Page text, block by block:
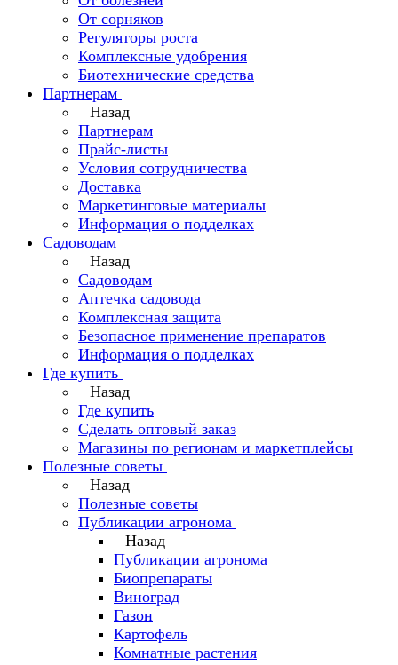
От сорняков
Регуляторы роста
Комплексные удобрения
Биотехнические средства
Партнерам
Назад
Партнерам
Прайс-листы
Условия сотрудничества
Доставка
Маркетинговые материалы
Информация о подделках
Садоводам
Назад
Садоводам
Аптечка садовода
Комплексная защита
Безопасное применение препаратов
Информация о подделках
Где купить
Назад
Где купить
Сделать оптовый заказ
Магазины по регионам и маркетплейсы
Полезные советы
Назад
Полезные советы
Публикации агронома
Назад
Публикации агронома
Биопрепараты
Виноград
Газон
Картофель
Комнатные растения